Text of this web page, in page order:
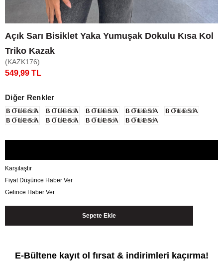
Açık Sarı Bisiklet Yaka Yumuşak Dokulu Kısa Kol
Triko Kazak
(KAZK176)
549,99 TL
Diğer Renkler
Tükendi Tükendi Tükendi Tükendi
Tükendi
Tükendi
Tükendi Tükendi Tükendi
Karşılaştır
Fiyat Düşünce Haber Ver
Gelince Haber Ver
E-Bültene kayıt ol fırsat & indirimleri kaçırma!